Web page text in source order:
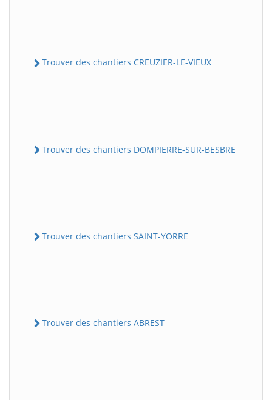
Trouver des chantiers CREUZIER-LE-VIEUX
Trouver des chantiers DOMPIERRE-SUR-BESBRE
Trouver des chantiers SAINT-YORRE
Trouver des chantiers ABREST